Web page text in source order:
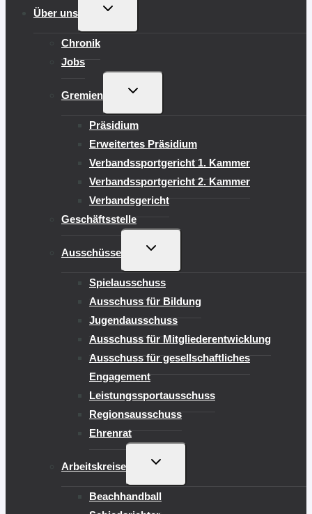
Über uns
UNTERMENÜ
Chronik
Jobs
Gremien
UNTERMENÜ
Präsidium
Erweitertes Präsidium
Verbandssportgericht 1. Kammer
Verbandssportgericht 2. Kammer
Verbandsgericht
Geschäftsstelle
Ausschüsse
UNTERMENÜ
Spielausschuss
Ausschuss für Bildung
Jugendausschuss
Ausschuss für Mitgliederentwicklung
Ausschuss für gesellschaftliches
Engagement
Leistungssportausschuss
Regionsausschuss
Ehrenrat
Arbeitskreise
UNTERMENÜ
Beachhandball